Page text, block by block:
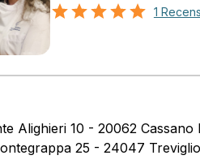
1
Alighieri 10 - 20062 Cassano
25 - 24047